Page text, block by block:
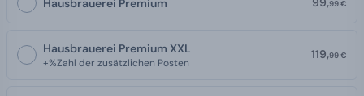
Hausbrauerei Premium 99 €
Hausbrauerei Premium XXL
+%Zahl der zusätzlichen Posten
119,99 €